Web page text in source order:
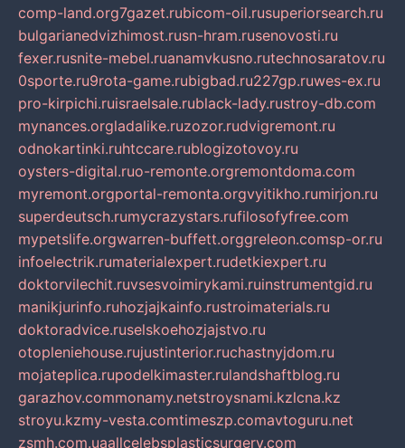
comp-land.org7gazet.rubicom-oil.rusuperiorsearch.ru
bulgarianedvizhimost.rusn-hram.rusenovosti.ru
fexer.rusnite-mebel.ruanamvkusno.rutechnosaratov.ru
0sporte.ru9rota-game.rubigbad.ru227gp.ruwes-ex.ru
pro-kirpichi.ruisraelsale.rublack-lady.rustroy-db.com
mynances.orgladalike.ruzozor.rudvigremont.ru
odnokartinki.ruhtccare.rublogizotovoy.ru
oysters-digital.ruo-remonte.orgremontdoma.com
myremont.orgportal-remonta.orgvyitikho.rumirjon.ru
superdeutsch.rumycrazystars.rufilosofyfree.com
mypetslife.orgwarren-buffett.orggreleon.comsp-or.ru
infoelectrik.rumaterialexpert.rudetkiexpert.ru
doktorvilechit.ruvsesvoimirykami.ruinstrumentgid.ru
manikjurinfo.ruhozjajkainfo.rustroimaterials.ru
doktoradvice.ruselskoehozjajstvo.ru
otopleniehouse.rujustinterior.ruchastnyjdom.ru
mojateplica.rupodelkimaster.rulandshaftblog.ru
garazhov.commonamy.netstroysnami.kzlcna.kz
stroyu.kzmy-vesta.comtimeszp.comavtoguru.net
zsmh.com.uaallcelebsplasticsurgery.com